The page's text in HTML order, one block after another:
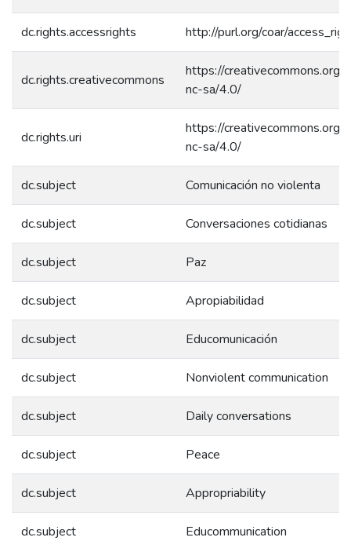
dc.rights.accessrights http://purl.org/coar/
dc.rights.creativecommons
https://creativecommons.org/
nc-sa/4.0/
dc.rights.uri
https://creativecommons.org/
nc-sa/4.0/
dc.subject Comunicación no violenta
dc.subject Conversaciones cotidianas
dc.subject Paz
dc.subject Apropiabilidad
dc.subject Educomunicación
dc.subject Nonviolent communication
dc.subject Daily conversations
dc.subject Peace
dc.subject Appropriability
dc.subject Educommunication